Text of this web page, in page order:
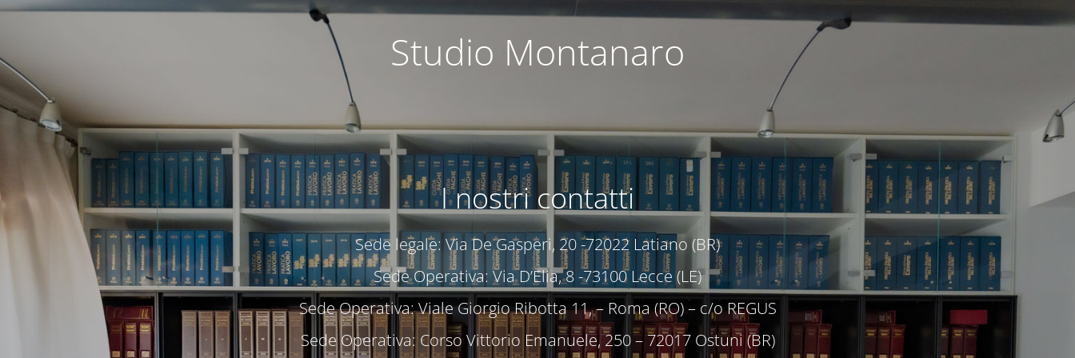
Studio Montanaro
I nostri contatti
Sede legale: Via De Gasperi, 20 -72022 Latiano (BR)
Sede Operativa: Via D’Elia, 8 -73100 Lecce (LE)
Sede Operativa: Viale Giorgio Ribotta 11, – Roma (RO) – c/o REGUS
Sede Operativa: Corso Vittorio Emanuele, 250 – 72017 Ostuni (BR)